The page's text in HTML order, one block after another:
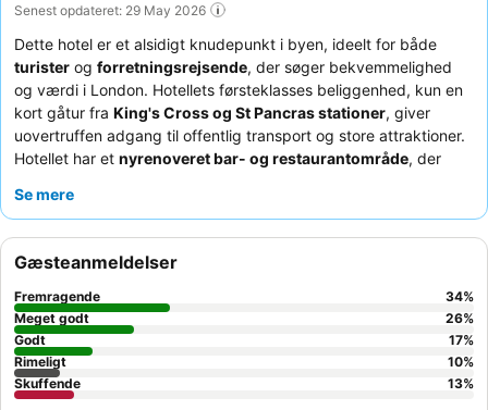
Senest opdateret: 29 May 2026
Dette hotel er et alsidigt knudepunkt i byen, ideelt for både
turister og forretningsrejsende, der søger bekvemmelighed
og værdi i London. Hotellets førsteklasses beliggenhed, kun en
kort gåtur fra King's Cross og St Pancras stationer, giver
uovertruffen adgang til offentlig transport og store attraktioner.
Hotellet har et nyrenoveret bar- og restaurantområde, der
roser konsekvent
nattesøvn, anbefales det at anmode om et værelse mod haven.
Se mere
Gæsteanmeldelser
Fremragende 34%
Meget godt
26%
Godt
17%
Rimeligt
10%
Skuffende
13%